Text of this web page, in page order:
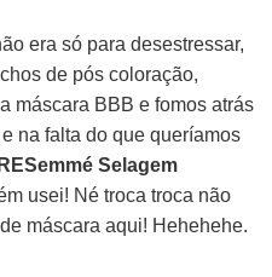
era só para desestressar,
de pós coloração,
máscara BBB e fomos atrás
na falta do que queríamos
Selagem
usei! Né troca troca não
máscara aqui! Hehehehe.